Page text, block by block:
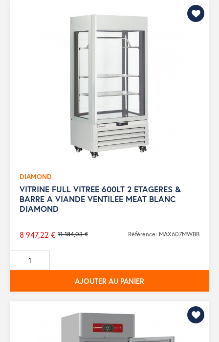
DIAMOND
VITRINE FULL VITREE 600LT 2 ETAGERES &
BARRE A VIANDE VENTILEE MEAT BLANC
DIAMOND
Prix
de
base
11 184,03 €
8 947,22 € Référence: MAX607MWBB
AJOUTER AU PANIER